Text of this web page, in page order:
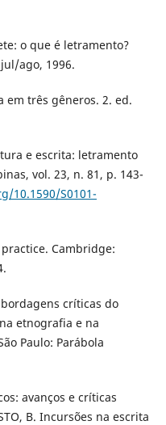
o que é letramento?
ago, 1996.
em três gêneros. 2. ed.
e escrita: letramento
vol. 23, n. 81, p. 143-
10.1590/S0101-
practice. Cambridge:
críticas do
etnografia e na
Paulo: Parábola
avanços e críticas
B. Incursões na escrita